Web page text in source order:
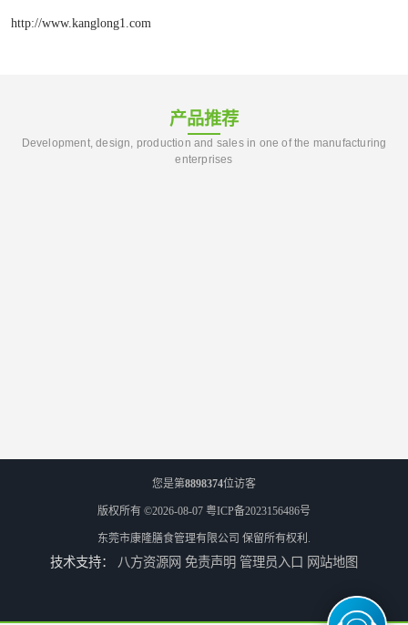
http://www.kanglong1.com
产品推荐
Development, design, production and sales in one of the manufacturing
enterprises
您是第8898374位访客
版权所有 ©2026-08-07 粤ICP备2023156486号
东莞市康隆膳食管理有限公司 保留所有权利.
技术支持： 八方资源网 免责声明 管理员入口 网站地图